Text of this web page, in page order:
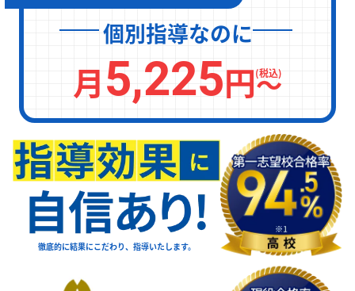
個別指導なのに
月5,225円〜
(税込)
徹底的に結果にこだわり、指導いたします。